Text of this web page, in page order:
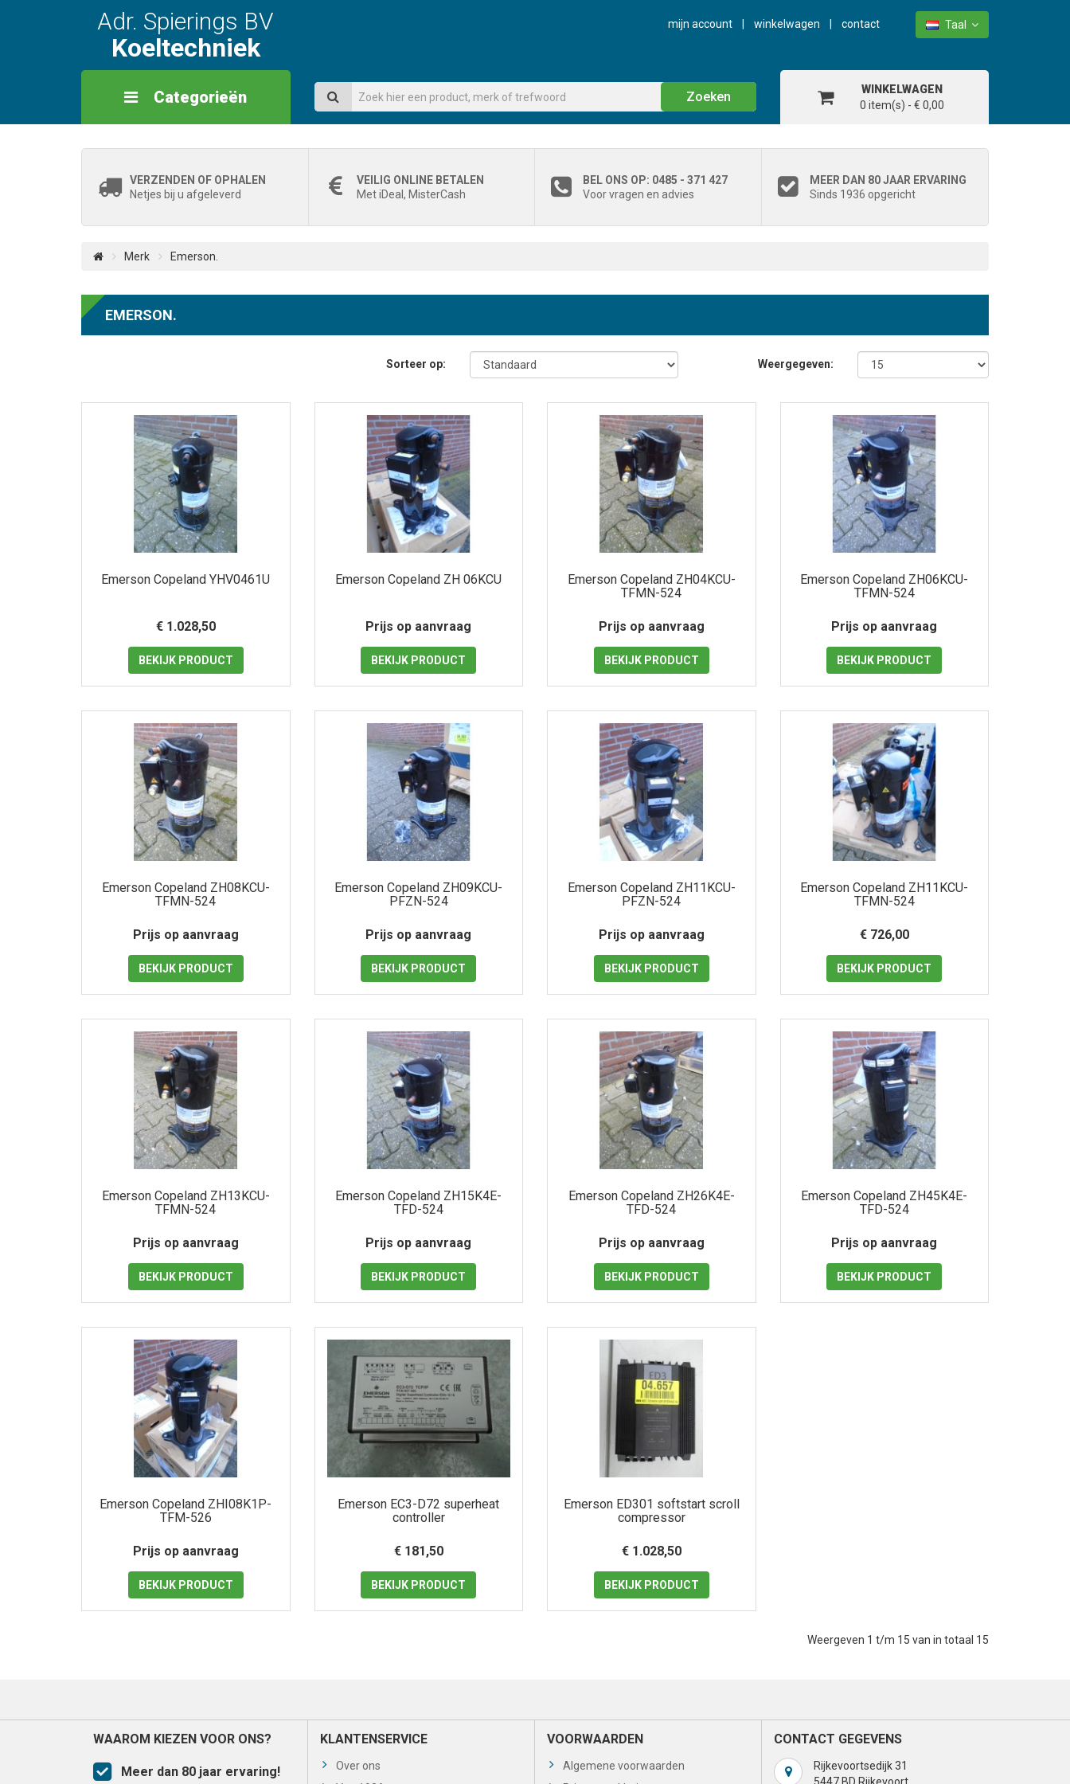
Adr. Spierings BV
Koeltechniek
mijn account winkelwagen contact Taal
Categorieën Zoeken
WINKELWAGEN
0 item(s) - € 0,00
VERZENDEN OF OPHALEN
Netjes bij u afgeleverd
VEILIG ONLINE BETALEN
Met iDeal, MisterCash
BEL ONS OP: 0485 - 371 427
Voor vragen en advies
MEER DAN 80 JAAR ERVARING
Sinds 1936 opgericht
Merk Emerson.
EMERSON.
Sorteer op: Weergegeven:
Emerson Copeland YHV0461U
€ 1.028,50
BEKIJKPRODUCT
Emerson Copeland ZH 06KCU
Prijs op aanvraag
BEKIJK PRODUCT
Emerson Copeland ZH04KCU-
TFMN-524
Prijs op aanvraag
BEKIJKPRODUCT
Emerson Copeland ZH06KCU-
TFMN-524
Prijs op aanvraag
BEKIJK PRODUCT
Emerson Copeland ZH08KCU-
TFMN-524
Prijs op aanvraag
BEKIJKPRODUCT
Emerson Copeland ZH09KCU-
PFZN-524
Prijs op aanvraag
BEKIJK PRODUCT
Emerson Copeland ZH11KCU-
PFZN-524
Prijs op aanvraag
BEKIJKPRODUCT
Emerson Copeland ZH11KCU-
TFMN-524
€ 726,00
BEKIJK PRODUCT
Emerson Copeland ZH13KCU-
TFMN-524
Prijs op aanvraag
BEKIJKPRODUCT
Emerson Copeland ZH15K4E-
TFD-524
Prijs op aanvraag
BEKIJK PRODUCT
Emerson Copeland ZH26K4E-
TFD-524
Prijs op aanvraag
BEKIJKPRODUCT
Emerson Copeland ZH45K4E-
TFD-524
Prijs op aanvraag
BEKIJK PRODUCT
Emerson Copeland ZHI08K1P-
TFM-526
Prijs op aanvraag
BEKIJKPRODUCT
Emerson EC3-D72 superheat
controller
€ 181,50
BEKIJK PRODUCT
Emerson ED301 softstart scroll
compressor
€ 1.028,50
BEKIJKPRODUCT
Weergeven 1 t/m 15 van in totaal 15
WAAROM KIEZEN VOOR ONS?
Meer dan 80 jaar ervaring!
KLANTENSERVICE
Over ons
VOORWAARDEN
Algemene voorwaarden
CONTACT GEGEVENS
Rijkevoortsedijk 31